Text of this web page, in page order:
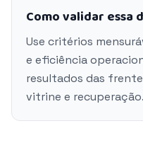
Como validar essa
Use critérios
e eficiência
resultados das
vitrine e recuperação.